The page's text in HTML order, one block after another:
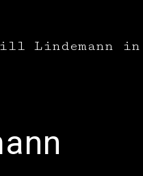
Lindemann